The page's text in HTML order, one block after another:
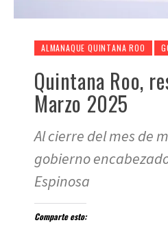
ALMANAQUE QUINTANA ROO
Quintana Roo,
Marzo 2025
Al cierre del mes de
gobierno
Espinosa
Comparte esto: